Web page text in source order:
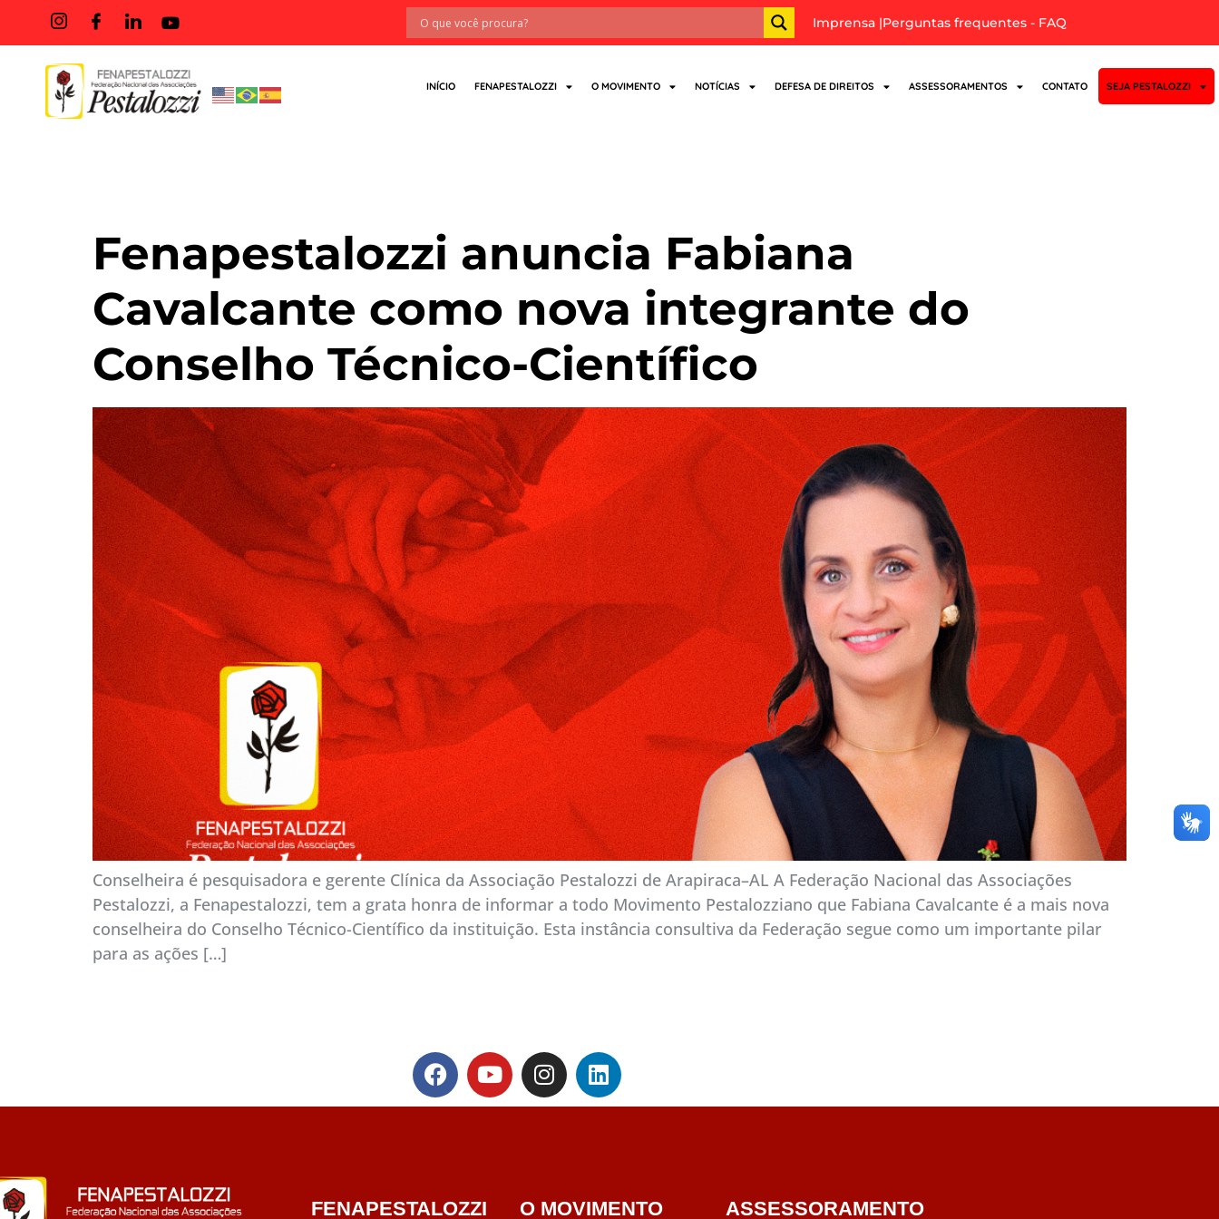
Imprensa |Perguntas frequentes - FAQ
INÍCIO FENAPESTALOZZI O MOVIMENTO NOTÍCIAS DEFESA DE DIREITOS ASSESSORAMENTOS CONTATO SEJA PESTALOZZI
Fenapestalozzi anuncia Fabiana
Cavalcante como nova integrante do
Conselho Técnico-Científico
Conselheira é pesquisadora e gerente Clínica da Associação Pestalozzi de Arapiraca–AL A Federação Nacional das Associações
Pestalozzi, a Fenapestalozzi, tem a grata honra de informar a todo Movimento Pestalozziano que Fabiana Cavalcante é a mais nova
conselheira do Conselho Técnico-Científico da instituição. Esta instância consultiva da Federação segue como um importante pilar
para as ações […]
FENAPESTALOZZI O MOVIMENTO ASSESSORAMENTO